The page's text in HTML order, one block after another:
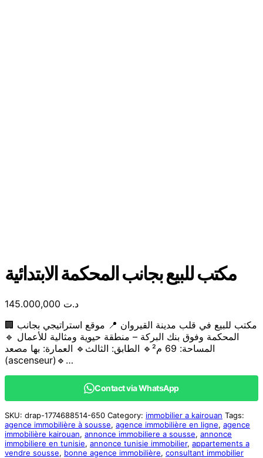
مكتب للبيع بجانب المحكمة الابتدائية
د.ت
🏢 مكتب للبيع في قلب مدينة القيروان 📍 موقع استراتيجي بجانب
المحكمة وفوق بنك البركة – منطقة حيوية ومثالية للأعمال 🔹
المساحة: 69 م²🔹 الطابق: الثالث🔹 العمارة: بها مصعد
(ascenseur)🔹…
Contact via WhatsApp
SKU: drap-1774688514-650 Category: immobilier a kairouan Tags:
agence immobilière à sousse, agence immobilière en ligne, agence
immobilière kairouan, annonce immobiliere a sousse, annonce
immobiliere en tunisie, annonce tunisie immobilier, appartements a
vendre sousse, bonne agence immobilière, consultant immobilier